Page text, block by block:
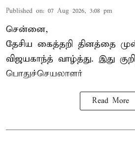
Published on: 07 Aug 2026, 3:08 pm
சென்னை,
தேசிய கைத்தறி தினத்தை
விஜயகாந்த் வாழ்த்து. இது
பொதுச்செயலாளர்
Read More